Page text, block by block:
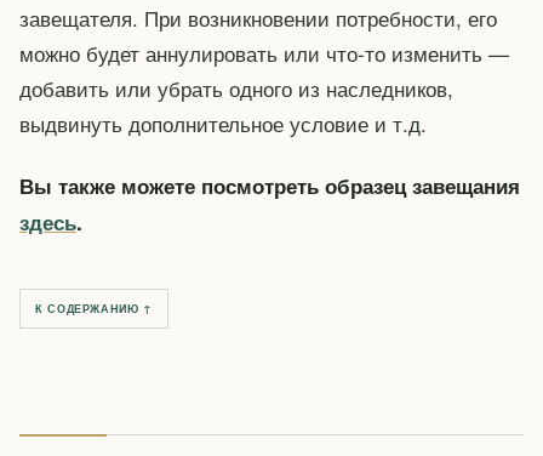
завещателя. При возникновении потребности, его
можно будет аннулировать или что-то изменить —
добавить или убрать одного из наследников,
выдвинуть дополнительное условие и т.д.
Вы также можете посмотреть образец завещания
здесь.
К СОДЕРЖАНИЮ ↑